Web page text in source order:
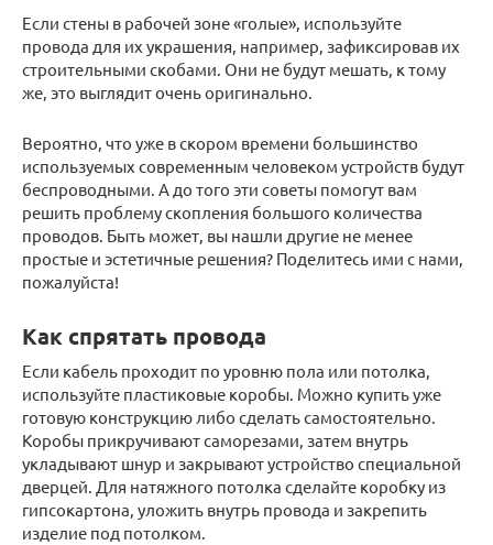
Если стены в рабочей зоне «голые», используйте
провода для их украшения, например, зафиксировав их
строительными скобами. Они не будут мешать, к тому
же, это выглядит очень оригинально.
Вероятно, что уже в скором времени большинство
используемых современным человеком устройств будут
беспроводными. А до того эти советы помогут вам
решить проблему скопления большого количества
проводов. Быть может, вы нашли другие не менее
простые и эстетичные решения? Поделитесь ими с нами,
пожалуйста!
Как спрятать провода
Если кабель проходит по уровню пола или потолка,
используйте пластиковые коробы. Можно купить уже
готовую конструкцию либо сделать самостоятельно.
Коробы прикручивают саморезами, затем внутрь
укладывают шнур и закрывают устройство специальной
дверцей. Для натяжного потолка сделайте коробку из
гипсокартона, уложить внутрь провода и закрепить
изделие под потолком.